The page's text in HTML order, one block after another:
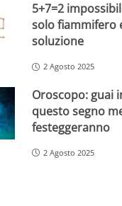
5+7=2
solo fiammifero
soluzione
2 Agosto 2025
Oroscopo: guai
questo segno
festeggeranno
2 Agosto 2025